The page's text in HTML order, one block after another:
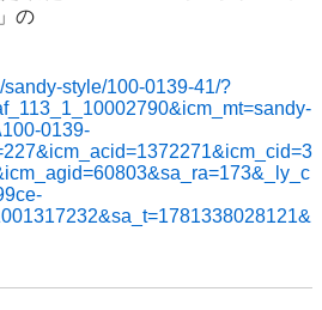
の
style/100-0139-41/?
0139-